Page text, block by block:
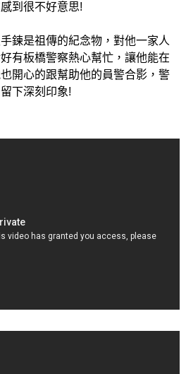
到很不好意思!
鍊是祖傳的紀念物，對他一家人
有板橋警察熱心幫忙，讓他能在
開心的跟幫助他的員警合影，警
下深刻印象!